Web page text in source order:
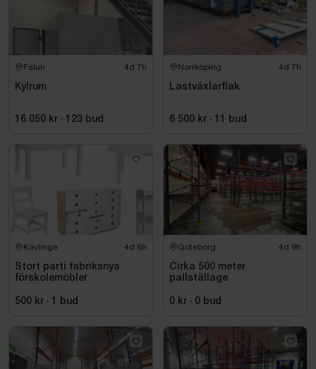
Falun 4d 7h
Kylrum
16 050 kr · 123 bud
Norrköping 4d 7h
Lastväxlarflak
6 500 kr · 11 bud
Kävlinge 4d 8h
Stort parti fabriksnya
förskolemöbler
500 kr · 1 bud
Göteborg 4d 9h
Cirka 500 meter
pallställage
0 kr · 0 bud